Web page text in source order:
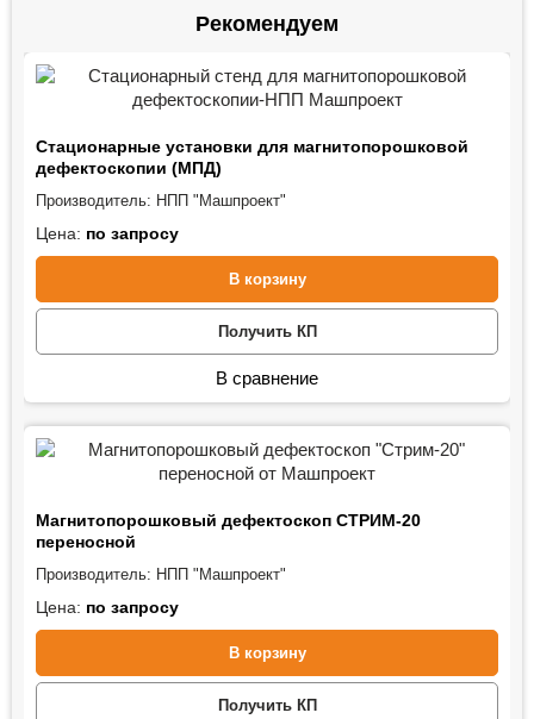
Рекомендуем
Стационарные установки для магнитопорошковой
дефектоскопии (МПД)
Производитель: НПП "Машпроект"
Цена: по запросу
В корзину
Получить КП
В сравнение
Магнитопорошковый дефектоскоп СТРИМ-20
переносной
Производитель: НПП "Машпроект"
Цена: по запросу
В корзину
Получить КП